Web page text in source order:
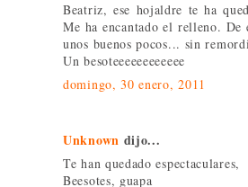
Beatriz, ese hojaldre te ha
Me ha encantado el relleno. De
unos buenos pocos... sin
Un besoteeeeeeeeeeee
domingo, 30 enero, 2011
Unknown dijo...
Te han quedado espectaculares,
Beesotes, guapa